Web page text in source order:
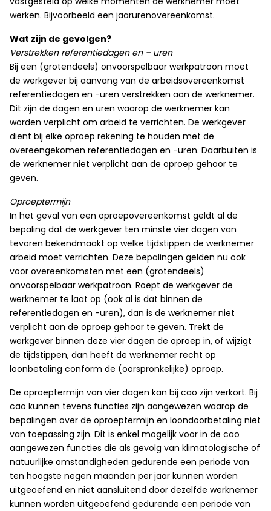
werken. Bijvoorbeeld een jaarurenovereenkomst.
Wat zijn de gevolgen?
Verstrekken referentiedagen en – uren
Bij een (grotendeels) onvoorspelbaar werkpatroon moet
de werkgever bij aanvang van de arbeidsovereenkomst
referentiedagen en -uren verstrekken aan de werknemer.
Dit zijn de dagen en uren waarop de werknemer kan
worden verplicht om arbeid te verrichten. De werkgever
dient bij elke oproep rekening te houden met de
overeengekomen referentiedagen en -uren. Daarbuiten is
de werknemer niet verplicht aan de oproep gehoor te
geven.
Oproeptermijn
In het geval van een oproepovereenkomst geldt al de
bepaling dat de werkgever ten minste vier dagen van
tevoren bekendmaakt op welke tijdstippen de werknemer
arbeid moet verrichten. Deze bepalingen gelden nu ook
voor overeenkomsten met een (grotendeels)
onvoorspelbaar werkpatroon. Roept de werkgever de
werknemer te laat op (ook al is dat binnen de
referentiedagen en -uren), dan is de werknemer niet
verplicht aan de oproep gehoor te geven. Trekt de
werkgever binnen deze vier dagen de oproep in, of wijzigt
de tijdstippen, dan heeft de werknemer recht op
loonbetaling conform de (oorspronkelijke) oproep.
De oproeptermijn van vier dagen kan bij cao zijn verkort. Bij
cao kunnen tevens functies zijn aangewezen waarop de
bepalingen over de oproeptermijn en loondoorbetaling niet
van toepassing zijn. Dit is enkel mogelijk voor in de cao
aangewezen functies die als gevolg van klimatologische of
natuurlijke omstandigheden gedurende een periode van
ten hoogste negen maanden per jaar kunnen worden
uitgeoefend en niet aansluitend door dezelfde werknemer
kunnen worden uitgeoefend gedurende een periode van